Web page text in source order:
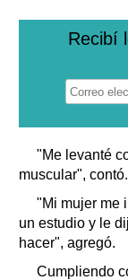
Recibí
"Me levanté
muscular", contó.
"Mi mujer me
un estudio y le
hacer", agregó.
Cumpliendo